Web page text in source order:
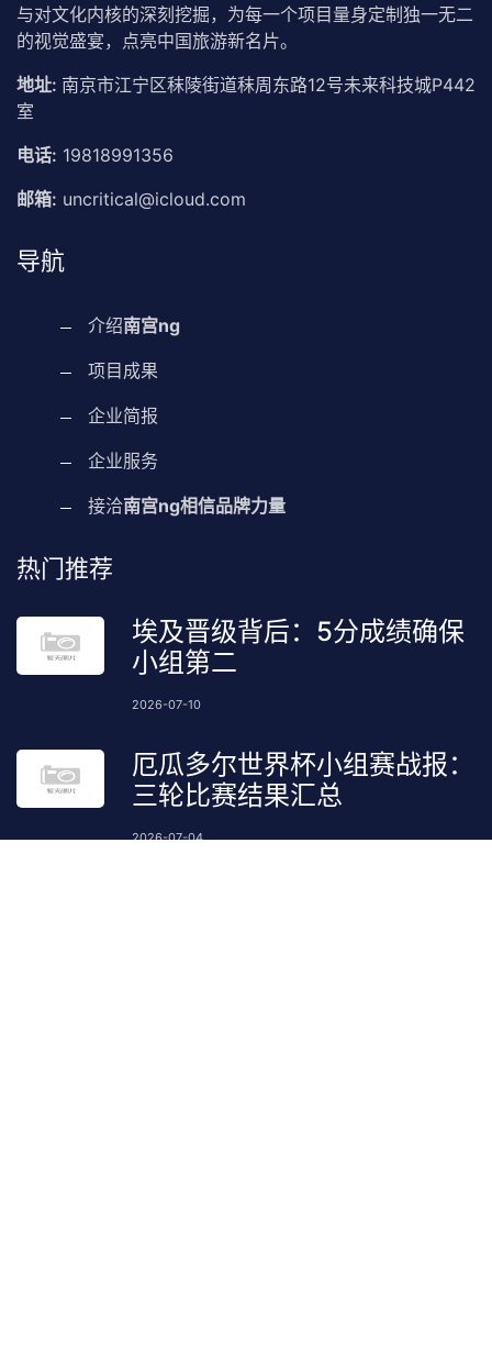
与对文化内核的深刻挖掘，为每一个项目量身定制独一无二
的视觉盛宴，点亮中国旅游新名片。
地址: 南京市江宁区秣陵街道秣周东路12号未来科技城P442
室
电话: 19818991356
邮箱: uncritical@icloud.com
导航
介绍南宫ng
项目成果
企业简报
企业服务
接洽南宫ng相信品牌力量
热门推荐
埃及晋级背后：5分成绩确保
小组第二
2026-07-10
厄瓜多尔世界杯小组赛战报：
三轮比赛结果汇总
2026-07-04